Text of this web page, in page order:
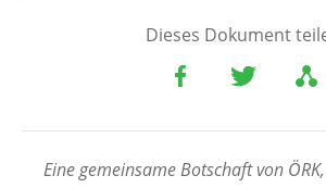
Dieses Dokument
Eine gemeinsame Botschaft von